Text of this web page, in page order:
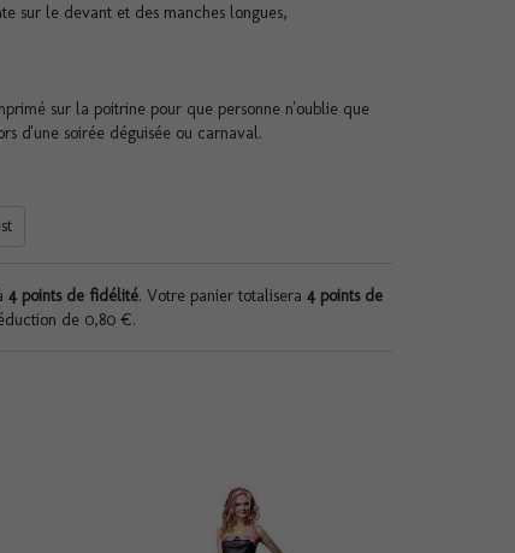
sur le devant et des manches longues,
sur la poitrine pour que personne n'oublie que
d'une soirée déguisée ou carnaval.
4points de fidélité. Votre panier totalisera 4points de
de 0,80 €.